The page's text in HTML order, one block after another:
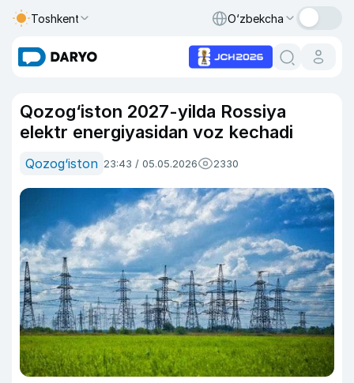
Toshkent O‘zbekcha
Qozog‘iston 2027-yilda Rossiya
elektr energiyasidan voz kechadi
Qozog‘iston 23:43 / 05.05.2026 2330